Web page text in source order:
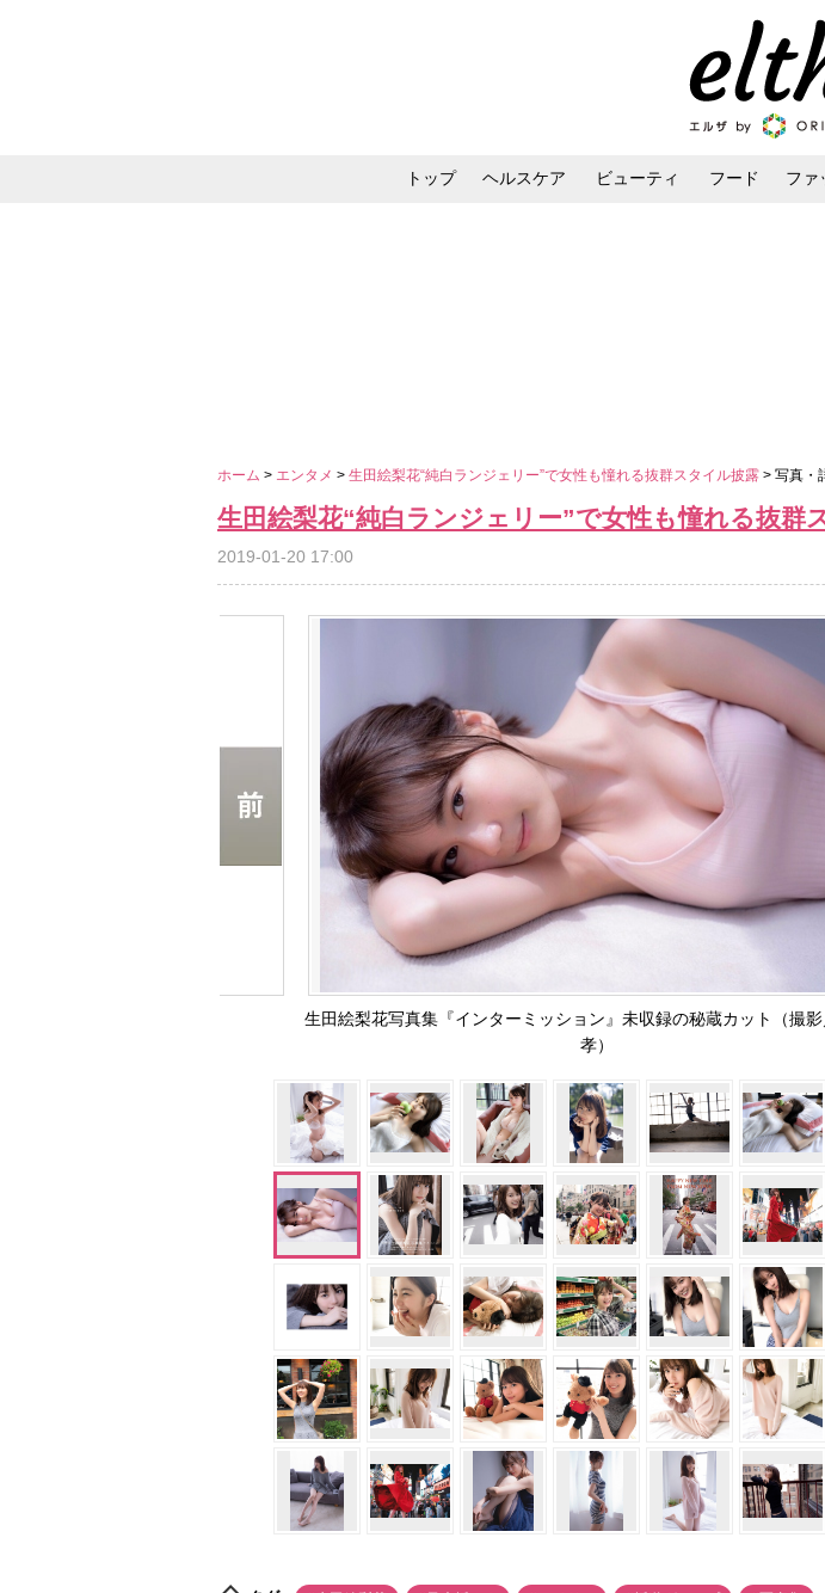
トップ ヘルスケア ビューティ フード ファ
ホーム > エンタメ > 生田絵梨花“純白ランジェリー”で女性も憧れる抜群スタイル披露 > 写真・
生田絵梨花“純白ランジェリー”で女性も憧れる抜群
2019-01-20 17:00
生田絵梨花写真集『インターミッション』未収録の秘蔵カット（撮
孝）